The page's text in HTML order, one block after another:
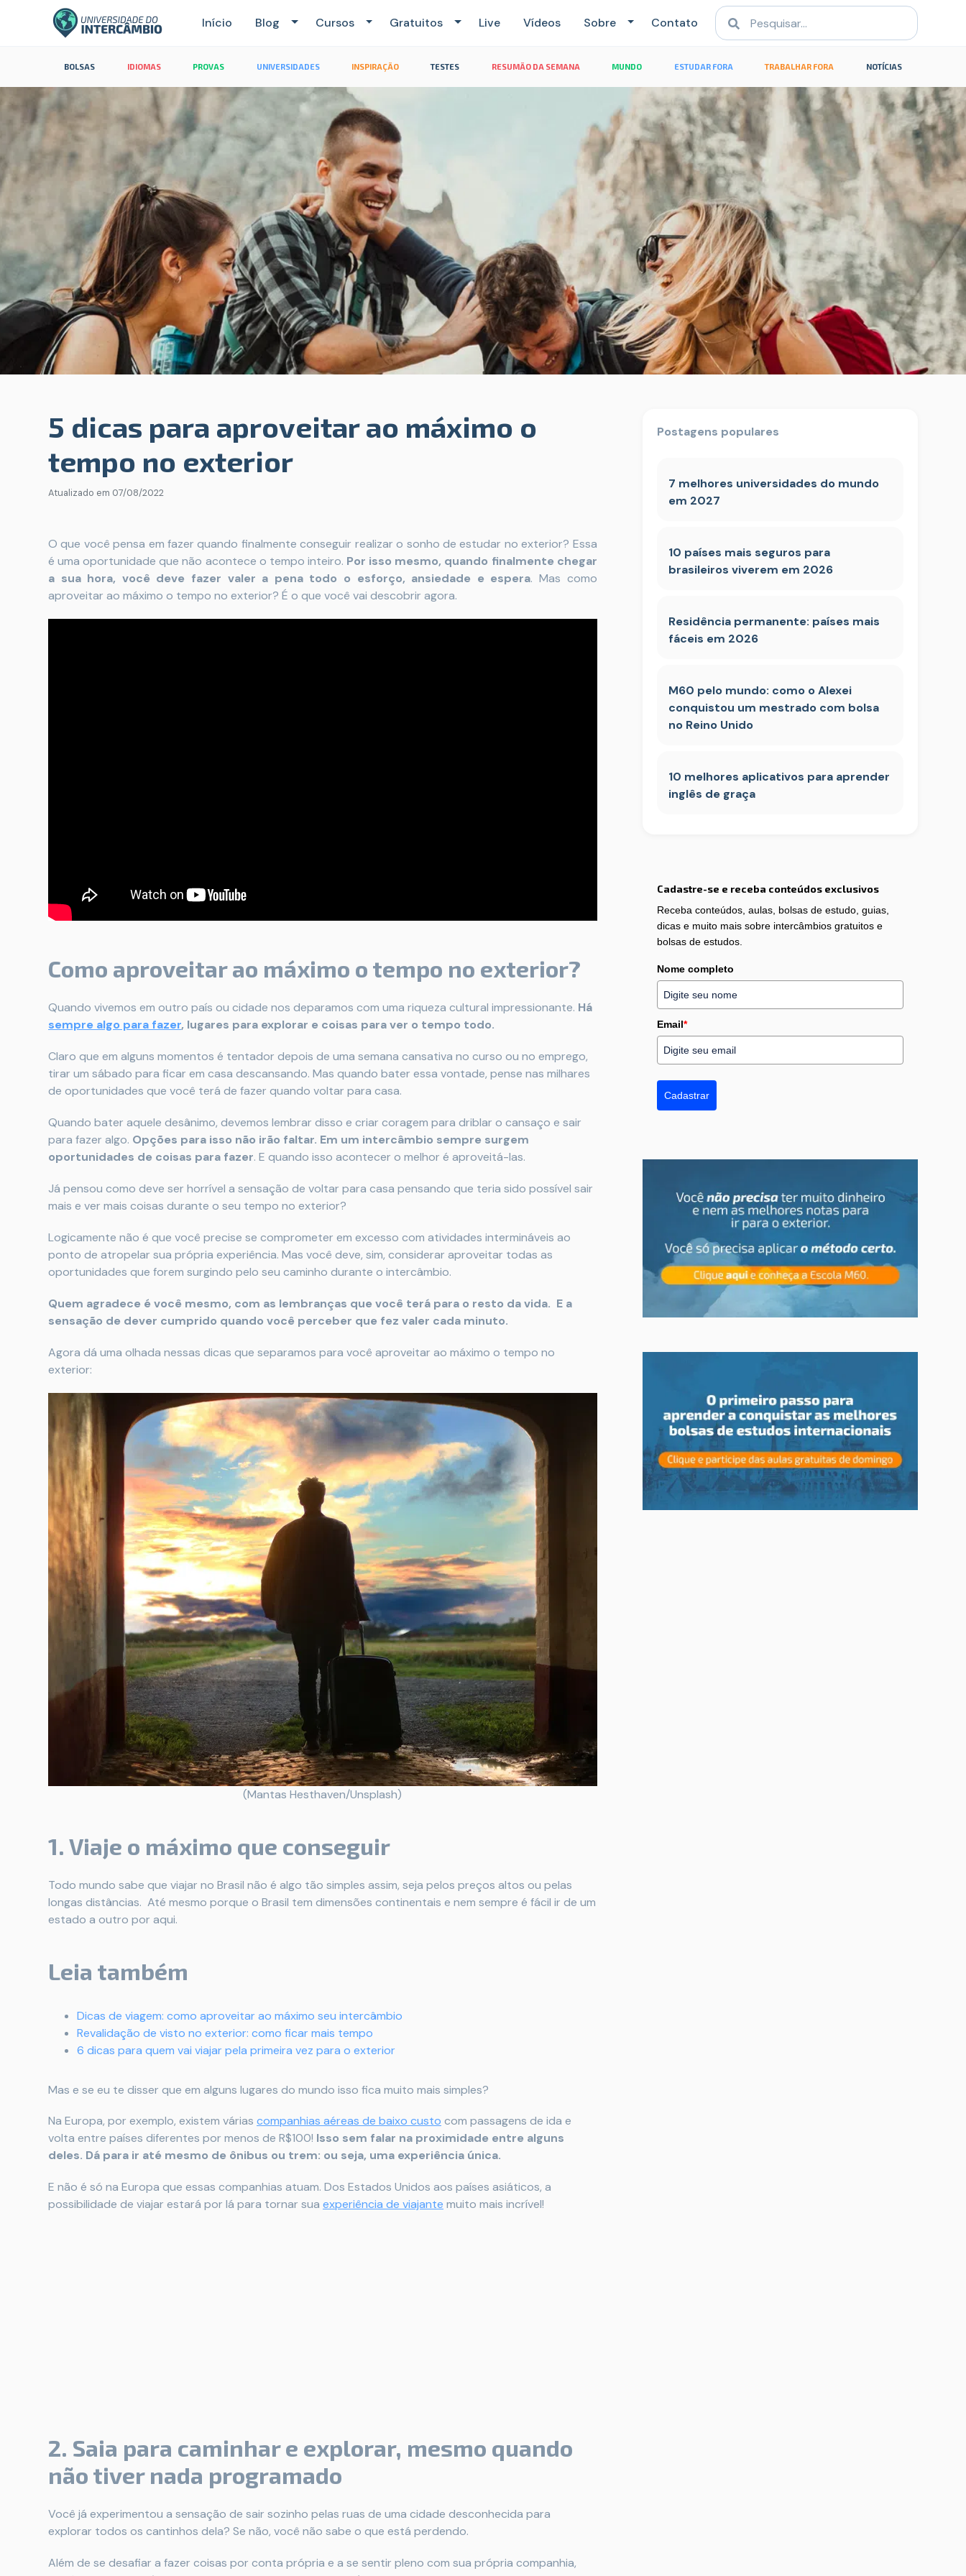
Início Blog Cursos Gratuitos Live Vídeos Sobre Contato
BOLSAS IDIOMAS PROVAS UNIVERSIDADES INSPIRAÇÃO TESTES RESUMÃO DA SEMANA MUNDO ESTUDAR FORA TRABALHAR FORA NOTÍCIAS
5 dicas para aproveitar ao máximo o
tempo no exterior
Atualizado em 07/08/2022
O que você pensa em fazer quando finalmente conseguir realizar o sonho de estudar no exterior? Essa
é uma oportunidade que não acontece o tempo inteiro. Por isso mesmo, quando finalmente chegar
a sua hora, você deve fazer valer a pena todo o esforço, ansiedade e espera. Mas como
aproveitar ao máximo o tempo no exterior? É o que você vai descobrir agora.
Como aproveitar ao máximo o tempo no exterior?
Quando vivemos em outro país ou cidade nos deparamos com uma riqueza cultural impressionante. Há
sempre algo para fazer, lugares para explorar e coisas para ver o tempo todo.
Claro que em alguns momentos é tentador depois de uma semana cansativa no curso ou no emprego,
tirar um sábado para ficar em casa descansando. Mas quando bater essa vontade, pense nas milhares
de oportunidades que você terá de fazer quando voltar para casa.
Quando bater aquele desânimo, devemos lembrar disso e criar coragem para driblar o cansaço e sair
para fazer algo. Opções para isso não irão faltar. Em um intercâmbio sempre surgem
oportunidades de coisas para fazer. E quando isso acontecer o melhor é aproveitá-las.
Já pensou como deve ser horrível a sensação de voltar para casa pensando que teria sido possível sair
mais e ver mais coisas durante o seu tempo no exterior?
Logicamente não é que você precise se comprometer em excesso com atividades intermináveis ao
ponto de atropelar sua própria experiência. Mas você deve, sim, considerar aproveitar todas as
oportunidades que forem surgindo pelo seu caminho durante o intercâmbio.
Quem agradece é você mesmo, com as lembranças que você terá para o resto da vida. E a
sensação de dever cumprido quando você perceber que fez valer cada minuto.
Agora dá uma olhada nessas dicas que separamos para você aproveitar ao máximo o tempo no
exterior:
(Mantas Hesthaven/Unsplash)
1. Viaje o máximo que conseguir
Todo mundo sabe que viajar no Brasil não é algo tão simples assim, seja pelos preços altos ou pelas
longas distâncias. Até mesmo porque o Brasil tem dimensões continentais e nem sempre é fácil ir de um
estado a outro por aqui.
Leia também
Dicas de viagem: como aproveitar ao máximo seu intercâmbio
Revalidação de visto no exterior: como ficar mais tempo
6 dicas para quem vai viajar pela primeira vez para o exterior
Mas e se eu te disser que em alguns lugares do mundo isso fica muito mais simples?
Na Europa, por exemplo, existem várias companhias aéreas de baixo custo com passagens de ida e
volta entre países diferentes por menos de R$100! Isso sem falar na proximidade entre alguns
deles. Dá para ir até mesmo de ônibus ou trem: ou seja, uma experiência única.
E não é só na Europa que essas companhias atuam. Dos Estados Unidos aos países asiáticos, a
possibilidade de viajar estará por lá para tornar sua experiência de viajante muito mais incrível!
2. Saia para caminhar e explorar, mesmo quando
não tiver nada programado
Você já experimentou a sensação de sair sozinho pelas ruas de uma cidade desconhecida para
explorar todos os cantinhos dela? Se não, você não sabe o que está perdendo.
Além de se desafiar a fazer coisas por conta própria e a se sentir pleno com sua própria companhia,
Postagens populares
7 melhores universidades do mundo
em 2027
10 países mais seguros para
brasileiros viverem em 2026
Residência permanente: países mais
fáceis em 2026
M60 pelo mundo: como o Alexei
conquistou um mestrado com bolsa
no Reino Unido
10 melhores aplicativos para aprender
inglês de graça
Cadastre-se e receba conteúdos exclusivos
Receba conteúdos, aulas, bolsas de estudo, guias,
dicas e muito mais sobre intercâmbios gratuitos e
bolsas de estudos.
Nome completo
Email*
Cadastrar